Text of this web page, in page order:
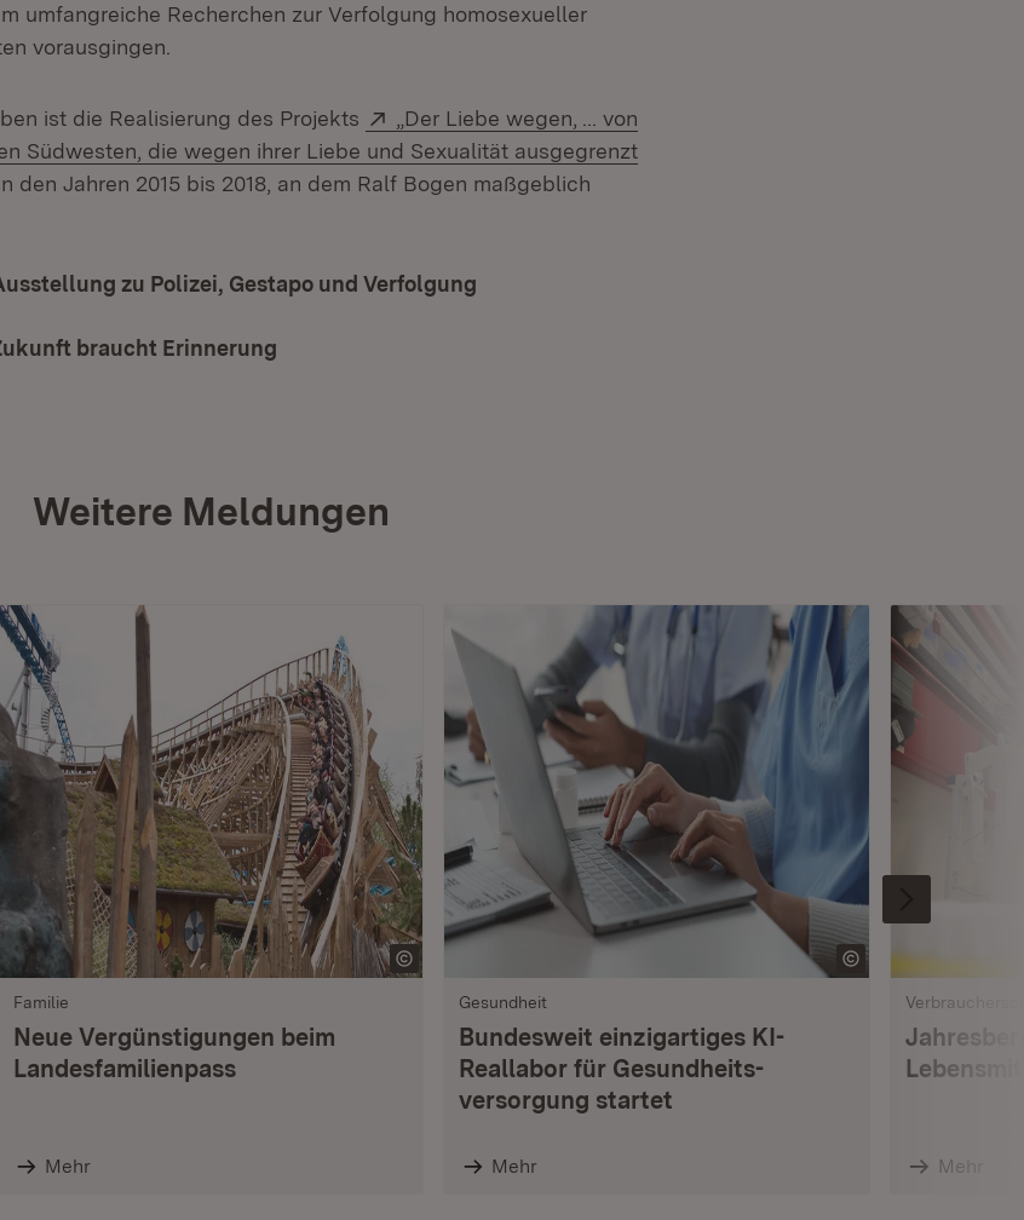
umfangreiche Recherchen zur Verfolgung homosexueller
vorausgingen.
ist die Realisierung des Projekts Extern:
„Der Liebe wegen, ... von
Südwesten, die wegen ihrer Liebe und Sexualität ausgegrenzt
in neuem Fenster)
den Jahren 2015 bis 2018, an dem Ralf Bogen maßgeblich
zu Polizei, Gestapo und Verfolgung
braucht Erinnerung
Weitere Meldungen
Familie
Neue Vergünstigungen beim
Landesfamilienpass
Mehr
Gesundheit
Bundesweit einzigartiges KI-
Reallabor für Gesundheits­
versorgung startet
Mehr Mehr